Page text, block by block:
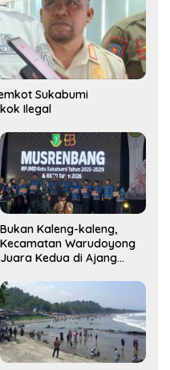
Sukabumi
Ilegal
Bukan Kaleng-kaleng,
Kecamatan Warudoyong
Juara Kedua di Ajang
2025